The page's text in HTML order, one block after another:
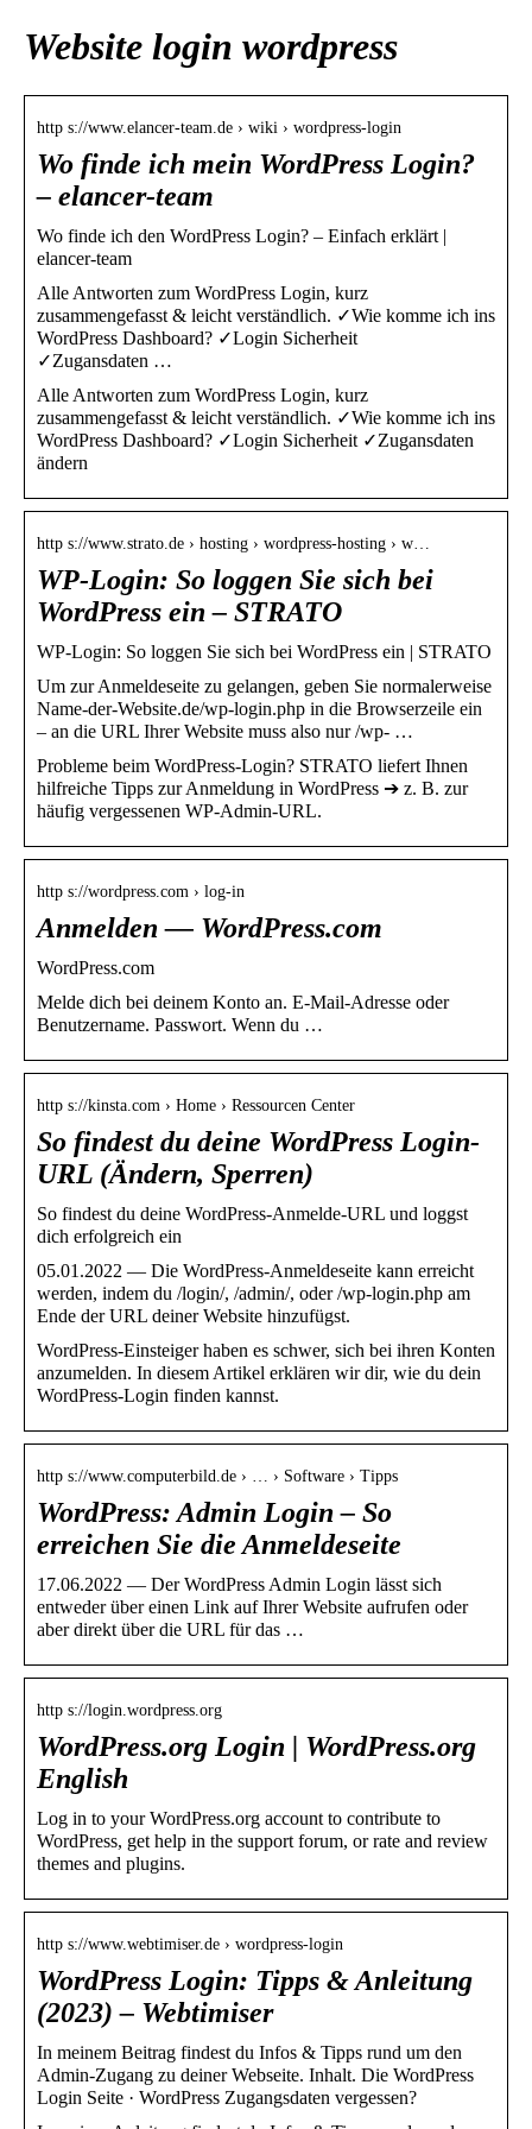
Website login wordpress
http s://www.elancer-team.de › wiki › wordpress-login
Wo finde ich mein WordPress Login?
– elancer-team
Wo finde ich den WordPress Login? – Einfach erklärt |
elancer-team
Alle Antworten zum WordPress Login, kurz
zusammengefasst & leicht verständlich. ✓Wie komme ich ins
WordPress Dashboard? ✓Login Sicherheit
✓Zugansdaten …
Alle Antworten zum WordPress Login, kurz
zusammengefasst & leicht verständlich. ✓Wie komme ich ins
WordPress Dashboard? ✓Login Sicherheit ✓Zugansdaten
ändern
http s://www.strato.de › hosting › wordpress-hosting › w…
WP-Login: So loggen Sie sich bei
WordPress ein – STRATO
WP-Login: So loggen Sie sich bei WordPress ein | STRATO
Um zur Anmeldeseite zu gelangen, geben Sie normalerweise
Name-der-Website.de/wp-login.php in die Browserzeile ein
– an die URL Ihrer Website muss also nur /wp- …
Probleme beim WordPress-Login? STRATO liefert Ihnen
hilfreiche Tipps zur Anmeldung in WordPress ➔ z. B. zur
häufig vergessenen WP-Admin-URL.
http s://wordpress.com › log-in
Anmelden — WordPress.com
WordPress.com
Melde dich bei deinem Konto an. E-Mail-Adresse oder
Benutzername. Passwort. Wenn du …
http s://kinsta.com › Home › Ressourcen Center
So findest du deine WordPress Login-
URL (Ändern, Sperren)
So findest du deine WordPress-Anmelde-URL und loggst
dich erfolgreich ein
05.01.2022 — Die WordPress-Anmeldeseite kann erreicht
werden, indem du /login/, /admin/, oder /wp-login.php am
Ende der URL deiner Website hinzufügst.
WordPress-Einsteiger haben es schwer, sich bei ihren Konten
anzumelden. In diesem Artikel erklären wir dir, wie du dein
WordPress-Login finden kannst.
http s://www.computerbild.de › … › Software › Tipps
WordPress: Admin Login – So
erreichen Sie die Anmeldeseite
17.06.2022 — Der WordPress Admin Login lässt sich
entweder über einen Link auf Ihrer Website aufrufen oder
aber direkt über die URL für das …
http s://login.wordpress.org
WordPress.org Login | WordPress.org
English
Log in to your WordPress.org account to contribute to
WordPress, get help in the support forum, or rate and review
themes and plugins.
http s://www.webtimiser.de › wordpress-login
WordPress Login: Tipps & Anleitung
(2023) – Webtimiser
In meinem Beitrag findest du Infos & Tipps rund um den
Admin-Zugang zu deiner Webseite. Inhalt. Die WordPress
Login Seite · WordPress Zugangsdaten vergessen?